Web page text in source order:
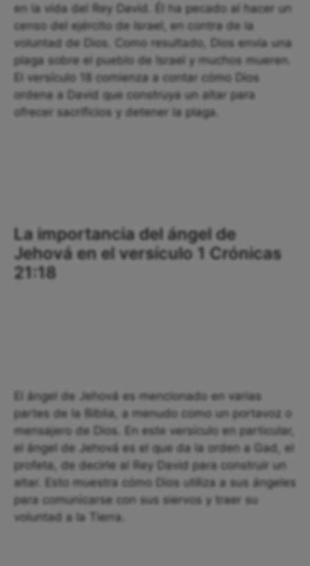
en la vida del Rey David. Él ha pecado al hacer un
censo del ejército de Israel, en contra de la
voluntad de Dios. Como resultado, Dios envía una
plaga sobre el pueblo de Israel y muchos mueren.
El versículo 18 comienza a contar cómo Dios
ordena a David que construya un altar para
ofrecer sacrificios y detener la plaga.
La importancia del ángel de
Jehová en el versículo 1 Crónicas
21:18
El ángel de Jehová es mencionado en varias
partes de la Biblia, a menudo como un portavoz o
mensajero de Dios. En este versículo en particular,
el ángel de Jehová es el que da la orden a Gad, el
profeta, de decirle al Rey David para construir un
altar. Esto muestra cómo Dios utiliza a sus ángeles
para comunicarse con sus siervos y traer su
voluntad a la Tierra.